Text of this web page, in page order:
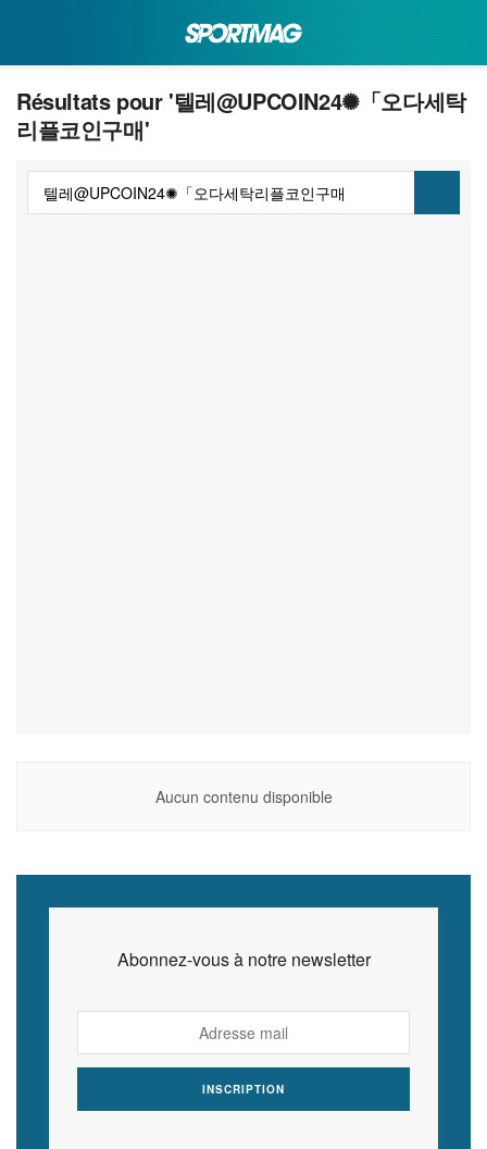
Résultats pour '텔레@UPCOIN24✺「오다세탁
리플코인구매'
Aucun contenu disponible
Abonnez-vous à notre newsletter